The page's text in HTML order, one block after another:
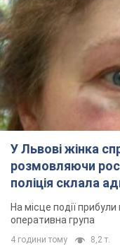
У Львові жінка
розмовляючи
поліція склала
На місце події
оперативна група
8,2 т.
"Воюють, бо
водій автобуса
українських
Відео
та образ військових